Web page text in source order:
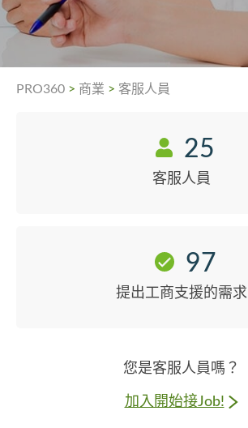
PRO360 > 商業 > 客服人員
25
客服人員
97
提出工商支援的需求
您是客服人員嗎？
加入開始接Job!